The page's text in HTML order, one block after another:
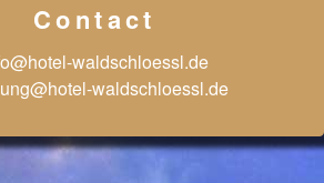
Contact
waldschloessl.de
waldschloessl.de